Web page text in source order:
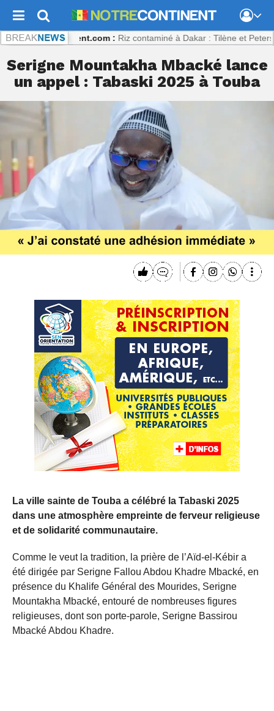
Notrecontinent.com : Riz contaminé à Dakar : Tilène et Petersen
Serigne Mountakha Mbacké lance
un appel : Tabaski 2025 à Touba
La ville sainte de Touba a célébré la Tabaski 2025
dans une atmosphère empreinte de ferveur religieuse
et de solidarité communautaire.
Comme le veut la tradition, la prière de l’Aïd-el-Kébir a
été dirigée par Serigne Fallou Abdou Khadre Mbacké, en
présence du Khalife Général des Mourides, Serigne
Mountakha Mbacké, entouré de nombreuses figures
religieuses, dont son porte-parole, Serigne Bassirou
Mbacké Abdou Khadre.